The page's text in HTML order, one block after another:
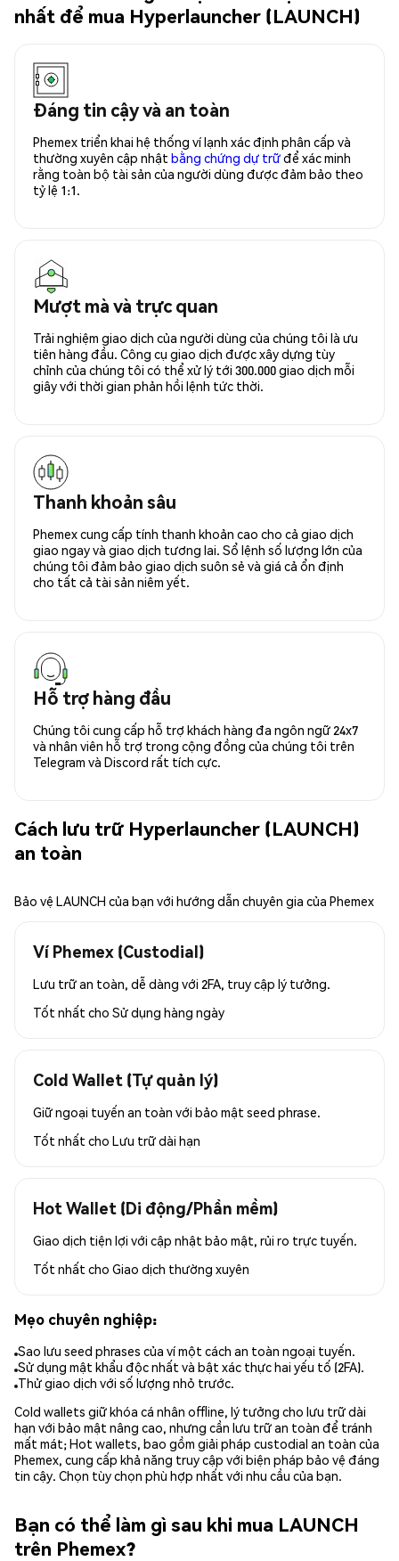
nhất để mua Hyperlauncher (LAUNCH)
Đáng tin cậy và an toàn
Phemex triển khai hệ thống ví lạnh xác định phân cấp và
thường xuyên cập nhật bằng chứng dự trữđể xác minh
rằng toàn bộ tài sản của người dùng được đảm bảo theo
tỷ lệ 1:1.
Mượt mà và trực quan
Trải nghiệm giao dịch của người dùng của chúng tôi là ưu
tiên hàng đầu. Công cụ giao dịch được xây dựng tùy
chỉnh của chúng tôi có thể xử lý tới 300.000 giao dịch mỗi
giây với thời gian phản hồi lệnh tức thời.
Thanh khoản sâu
Phemex cung cấp tính thanh khoản cao cho cả giao dịch
giao ngay và giao dịch tương lai. Sổ lệnh số lượng lớn của
chúng tôi đảm bảo giao dịch suôn sẻ và giá cả ổn định
cho tất cả tài sản niêm yết.
Hỗ trợ hàng đầu
Chúng tôi cung cấp hỗ trợ khách hàng đa ngôn ngữ 24x7
và nhân viên hỗ trợ trong cộng đồng của chúng tôi trên
Telegram và Discord rất tích cực.
Cách lưu trữ Hyperlauncher (LAUNCH)
an toàn
Bảo vệ LAUNCH của bạn với hướng dẫn chuyên gia của Phemex
Ví Phemex (Custodial)
Lưu trữ an toàn, dễ dàng với 2FA, truy cập lý tưởng.
Tốt nhất cho Sử dụng hàng ngày
Cold Wallet (Tự quản lý)
Giữ ngoại tuyến an toàn với bảo mật seed phrase.
Tốt nhất cho Lưu trữ dài hạn
Hot Wallet (Di động/Phần mềm)
Giao dịch tiện lợi với cập nhật bảo mật, rủi ro trực tuyến.
Tốt nhất cho Giao dịch thường xuyên
Mẹo chuyên nghiệp:
Sao lưu seed phrases của ví một cách an toàn ngoại tuyến.
Sử dụng mật khẩu độc nhất và bật xác thực hai yếu tố (2FA).
Thử giao dịch với số lượng nhỏ trước.
Cold wallets giữ khóa cá nhân offline, lý tưởng cho lưu trữ dài
hạn với bảo mật nâng cao, nhưng cần lưu trữ an toàn để tránh
mất mát; Hot wallets, bao gồm giải pháp custodial an toàn của
Phemex, cung cấp khả năng truy cập với biện pháp bảo vệ đáng
tin cậy. Chọn tùy chọn phù hợp nhất với nhu cầu của bạn.
Bạn có thể làm gì sau khi mua LAUNCH
trên Phemex?